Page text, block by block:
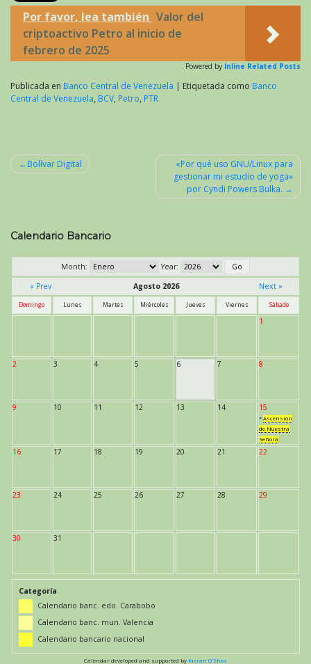
Por favor, lea también Valor del
criptoactivo Petro al inicio de
febrero de 2025
Powered by Inline Related Posts
Publicada en Banco Central de Venezuela | Etiquetada como Banco
Central de Venezuela, BCV, Petro, PTR
Bolívar Digital
«Por qué uso GNU/Linux para
gestionar mi estudio de yoga»
por Cyndi Powers Bulka.
Calendario Bancario
Month:
Year:
« Prev
Agosto 2026 Next »
Domingo Lunes Martes Miércoles Jueves Viernes Sábado
1
2 3 4 5 6 7 8
9 10 11 12 13 14 15
* Ascensión
de Nuestra
Señora
16 17 18 19 20 21 22
23 24 25 26 27 28 29
30 31
Categoría
Calendario banc. edo. Carabobo
Calendario banc. mun. Valencia
Calendario bancario nacional
Calendar developed and supported by Kieran O'Shea